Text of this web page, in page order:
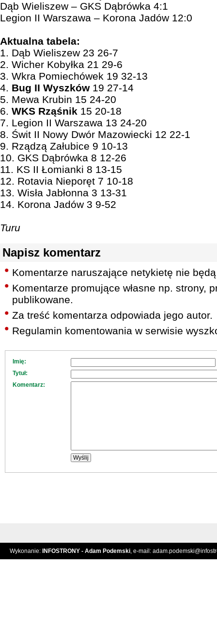
Dąb Wieliszew – GKS Dąbrówka 4:1
Legion II Warszawa – Korona Jadów 12:0
Aktualna tabela:
1. Dąb Wieliszew 23 26-7
2. Wicher Kobyłka 21 29-6
3. Wkra Pomiechówek 19 32-13
4. Bug II Wyszków19 27-14
5. Mewa Krubin 15 24-20
6. WKS Rząśnik 15 20-18
7. Legion II Warszawa 13 24-20
8. Świt II Nowy Dwór Mazowiecki 12 22-1
9. Rządzą Załubice 9 10-13
10. GKS Dąbrówka 8 12-26
11. KS II Łomianki 8 13-15
12. Rotavia Nieporęt 7 10-18
13. Wisła Jabłonna 3 13-31
14. Korona Jadów 3 9-52
Turu
Napisz komentarz
Komentarze naruszające netykietę nie
Komentarze promujące własne np. strony,
publikowane.
Za treść komentarza odpowiada jego autor.
Regulamin komentowania w serwisie
Imię:
Tytuł:
Komentarz:
Wykonanie: INFOSTRONY - Adam Podemski, e-mail: